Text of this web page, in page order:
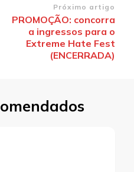
Próximo artigo
PROMOÇÃO: concorra
a ingressos para o
Extreme Hate Fest
(ENCERRADA)